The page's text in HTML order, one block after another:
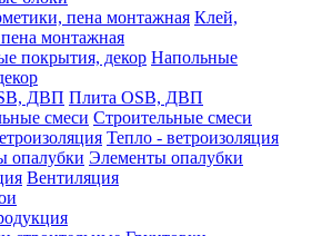
Клей,
монтажная
Напольные
Плита OSB, ДВП
Строительные смеси
Тепло - ветроизоляция
Элементы опалубки
Вентиляция